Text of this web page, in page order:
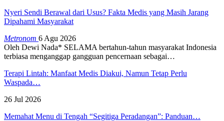
Nyeri Sendi Berawal dari Usus? Fakta Medis yang Masih Jarang
Dipahami Masyarakat
Metronom 6 Agu 2026
Oleh Dewi Nada* SELAMA bertahun-tahun masyarakat Indonesia
terbiasa menganggap gangguan pencernaan sebagai…
Terapi Lintah: Manfaat Medis Diakui, Namun Tetap Perlu
Waspada…
26 Jul 2026
Memahat Menu di Tengah “Segitiga Peradangan”: Panduan…